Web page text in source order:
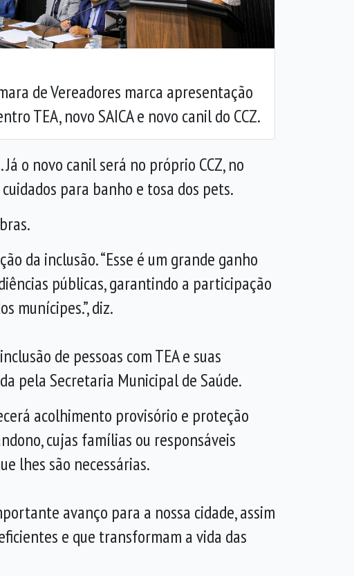
de Vereadores marca apresentação
TEA, novo SAICA e novo canil do CCZ.
o novo canil será no próprio CCZ, no
para banho e tosa dos pets.
da inclusão. “Esse é um grande ganho
públicas, garantindo a participação
munícipes.”, diz.
de pessoas com TEA e suas
pela Secretaria Municipal de Saúde.
acolhimento provisório e proteção
cujas famílias ou responsáveis
lhes são necessárias.
avanço para a nossa cidade, assim
e que transformam a vida das